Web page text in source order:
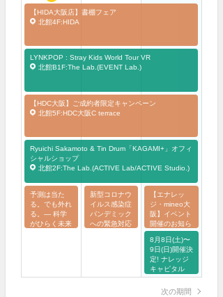
【HIDA大阪店】書棚フェア
北館4F:HIDA
LYNKPOP : Stray Kids World TourVR
北館B1F:The Lab.(EVENT Lab.)
【HDC大阪】ご成約者限定キャンペーン
北館5F:HDC大阪C terrace
Ryuichi Sakamoto & Tin Drum「KAGAMI+」オフィ
シャルショップ
北館2F:The Lab.(ACTIVE Lab/ACTIVE Studio.)
予測は当た
る。でも外れ
る。― 科学
がひらく未来
新型コロナウ
イルス感染症
パンデミック
への緊急対応
【エナレッ
ジ・mineo大
阪】イベント
開催のお知ら
せ
北館3F:エ
ナレッジ・
mineo 大阪
8月8日(土)〜
9日(日)開催決
定! ナレッジ
キャピタル
ワークショッ
プフェス
次の期間